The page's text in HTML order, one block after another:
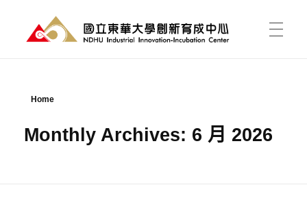
我的育成
Home
Monthly Archives: 6 月 2026